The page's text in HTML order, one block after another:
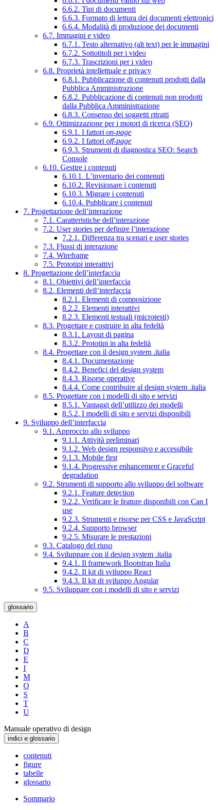
6.6.2. Tipi di documenti
6.6.3. Formato di lettura dei documenti elettronici
6.6.4. Modalità di produzione dei documenti
6.7. Immagini e video
6.7.1. Testo alternativo (alt text) per le immagini
6.7.2. Sottotitoli per i video
6.7.3. Trascrizioni per i video
6.8. Proprietà intellettuale e privacy
6.8.1. Pubblicazione di contenuti prodotti dalla
Pubblica Amministrazione
6.8.2. Pubblicazione di contenuti non prodotti
dalla Pubblica Amministrazione
6.8.3. Consenso dei soggetti ritratti
6.9. Ottimizzazione per i motori di ricerca (SEO)
6.9.1. I fattori on-page
6.9.2. I fattori off-page
6.9.3. Strumenti di diagnostica SEO: Search
Console
6.10. Gestire i contenuti
6.10.1. L’inventario dei contenuti
6.10.2. Revisionare i contenuti
6.10.3. Migrare i contenuti
6.10.4. Pubblicare i contenuti
7. Progettazione dell’interazione
7.1. Caratteristiche dell’interazione
7.2. User stories per definire l’interazione
7.2.1. Differenza tra scenari e user stories
7.3. Flussi di interazione
7.4. Wireframe
7.5. Prototipi interattivi
8. Progettazione dell’interfaccia
8.1. Obiettivi dell’interfaccia
8.2. Elementi dell’interfaccia
8.2.1. Elementi di composizione
8.2.2. Elementi interattivi
8.2.3. Elementi testuali (microtesti)
8.3. Progettare e costruire in alta fedeltà
8.3.1. Layout di pagina
8.3.2. Prototipi in alta fedeltà
8.4. Progettare con il design system .italia
8.4.1. Documentazione
8.4.2. Benefici del design system
8.4.3. Risorse operative
8.4.4. Come contribuire al design system .italia
8.5. Progettare con i modelli di sito e servizi
8.5.1. Vantaggi dell’utilizzo dei modelli
8.5.2. I modelli di sito e servizi disponibili
9. Sviluppo dell’interfaccia
9.1. Approccio allo sviluppo
9.1.1. Attività preliminari
9.1.2. Web design responsivo e accessibile
9.1.3. Mobile first
9.1.4. Progressive enhancement e Graceful
degradation
9.2. Strumenti di supporto allo sviluppo del software
9.2.1. Feature detection
9.2.2. Verificare le feature disponibili con Can I
use
9.2.3. Strumenti e risorse per CSS e JavaScript
9.2.4. Supporto browser
9.2.5. Misurare le prestazioni
9.3. Catalogo del riuso
9.4. Sviluppare con il design system .italia
9.4.1. Il framework Bootstrap Italia
9.4.2. Il kit di sviluppo React
9.4.3. Il kit di sviluppo Angular
9.5. Sviluppare con i modelli di sito e servizi
glossario
A
B
C
D
E
I
M
O
S
T
U
Manuale operativo di design
indici e glossario
contenuti
figure
tabelle
glossario
Sommario